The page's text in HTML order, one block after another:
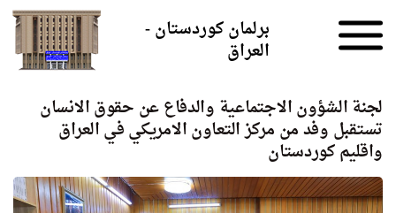
برلمان كوردستان -
العراق
لجنة الشؤون الاجتماعية والدفاع عن حقوق الانسان
تستقبل وفد من مركز التعاون الامريكي في العراق
واقليم كوردستان